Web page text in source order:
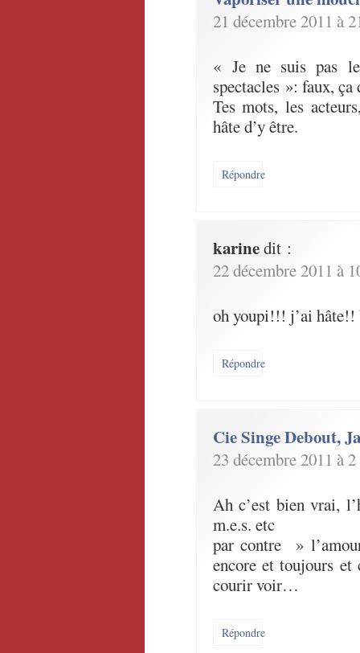
21 décembre 2011 à
« Je ne suis pas
spectacles »: faux, ça
Tes mots, les
hâte d’y être.
Répondre
karinedit :
22 décembre 2011 à
oh youpi!!! j’ai hâte!!
Répondre
Cie Singe Debout,
23 décembre 2011 à
Ah c’est bien vrai,
m.e.s. etc
par contre »
encore et toujours et
courir voir…
Répondre